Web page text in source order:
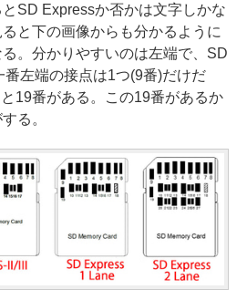
SD Expressか否かは文字しかな
と下の画像からも分かるように
。分かりやすいのは左端で、SD
左端の接点は1つ(9番)だけだ
19番がある。この19番があるか
る。